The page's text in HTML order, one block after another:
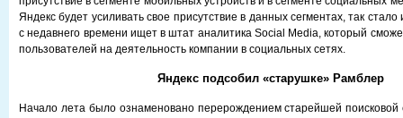
Яндекс будет усиливать свое присутствие в данных сегментах, так стало
с недавнего времени ищет в штат аналитика Social Media, который
пользователей на деятельность компании в социальных сетях.
Яндекс подсобил «старушке» Рамблер
Начало лета было ознаменовано перерождением старейшей поисковой